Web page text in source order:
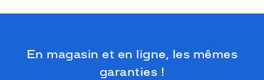
En magasin et en ligne, les mêmes
garanties !